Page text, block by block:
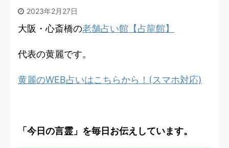
2023年2月27日
大阪・心斎橋の老舗占い館【占龍館】
代表の黄麗です。
黄麗のWEB占いはこちらから！(スマホ対応)
「今日の言霊」を毎日お伝えしています。